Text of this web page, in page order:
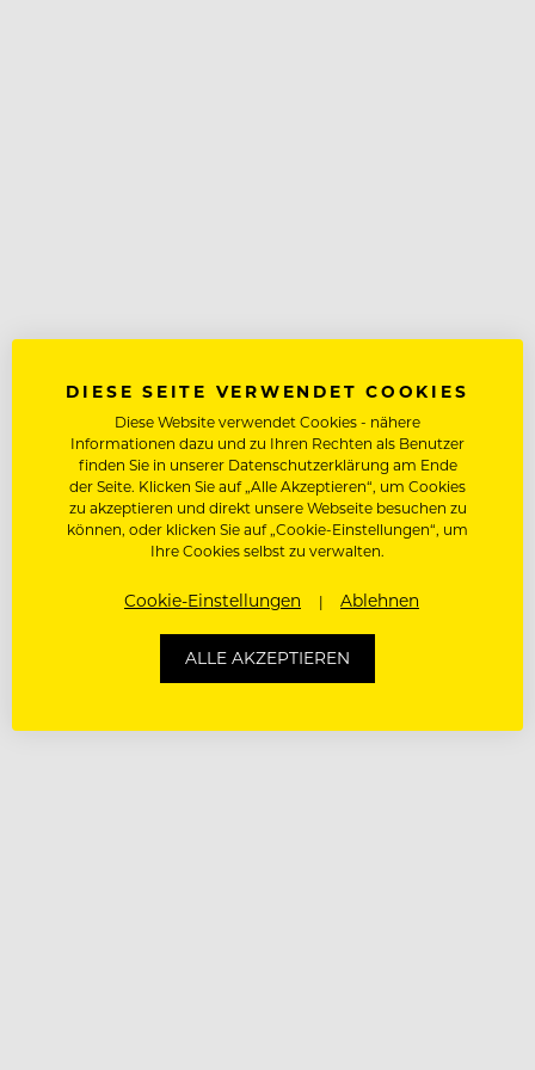
DIESE SEITE VERWENDET COOKIES
Diese Website verwendet Cookies - nähere
Informationen dazu und zu Ihren Rechten als Benutzer
finden Sie in unserer Datenschutzerklärung am Ende
der Seite. Klicken Sie auf „Alle Akzeptieren“, um Cookies
zu akzeptieren und direkt unsere Webseite besuchen zu
können, oder klicken Sie auf „Cookie-Einstellungen“, um
Ihre Cookies selbst zu verwalten.
Cookie-Einstellungen Ablehnen
ALLE AKZEPTIEREN